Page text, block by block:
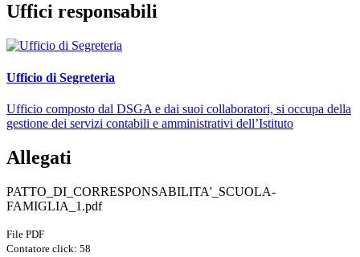
Uffici responsabili
Ufficio di Segreteria
Ufficio composto dal DSGA e dai suoi collaboratori, si occupa della
gestione dei servizi contabili e amministrativi dell’Istituto
Allegati
PATTO_DI_CORRESPONSABILITA'_SCUOLA-
FAMIGLIA_1.pdf
File PDF
Contatore click: 58